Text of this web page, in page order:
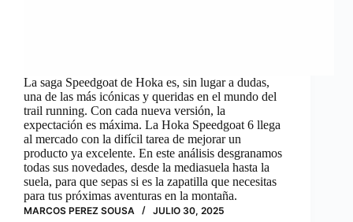
La saga Speedgoat de Hoka es, sin lugar a dudas,
una de las más icónicas y queridas en el mundo del
trail running. Con cada nueva versión, la
expectación es máxima. La Hoka Speedgoat 6 llega
al mercado con la difícil tarea de mejorar un
producto ya excelente. En este análisis desgranamos
todas sus novedades, desde la mediasuela hasta la
suela, para que sepas si es la zapatilla que necesitas
para tus próximas aventuras en la montaña.
MARCOS PEREZ SOUSA JULIO 30, 2025